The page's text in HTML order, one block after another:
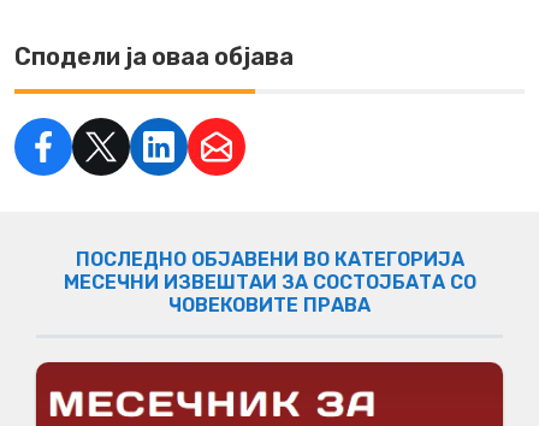
Сподели ја оваа објава
ПОСЛЕДНО ОБЈАВЕНИ ВО КАТЕГОРИЈА
МЕСЕЧНИ ИЗВЕШТАИ ЗА СОСТОЈБАТА СО
ЧОВЕКОВИТЕ ПРАВА